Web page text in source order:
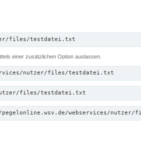
files/testdatei.txt
einer zusätzlichen Option auslassen.
nutzer/files/testdatei.txt
files/testdatei.txt
webservices/